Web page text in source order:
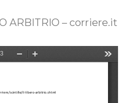
ARBITRIO – corriere.it